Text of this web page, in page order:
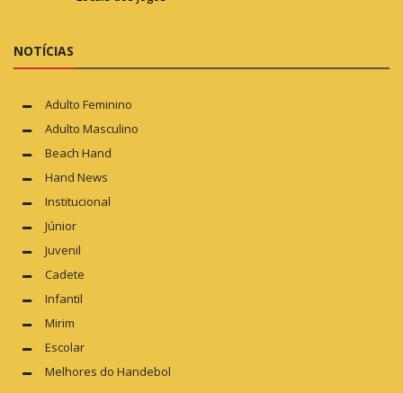
NOTÍCIAS
Adulto Feminino
Adulto Masculino
Beach Hand
Hand News
Institucional
Júnior
Juvenil
Cadete
Infantil
Mirim
Escolar
Melhores do Handebol